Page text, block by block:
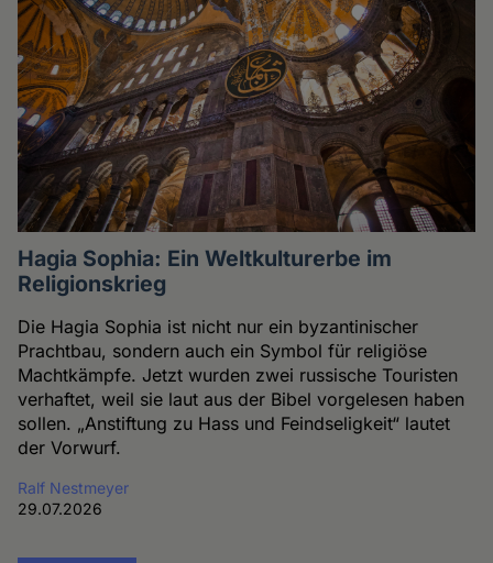
Hagia Sophia: Ein Weltkulturerbe im
Religionskrieg
Die Hagia Sophia ist nicht nur ein byzantinischer
Prachtbau, sondern auch ein Symbol für religiöse
Machtkämpfe. Jetzt wurden zwei russische Touristen
verhaftet, weil sie laut aus der Bibel vorgelesen haben
sollen. „Anstiftung zu Hass und Feindseligkeit“ lautet
der Vorwurf.
Ralf Nestmeyer
29.07.2026